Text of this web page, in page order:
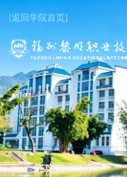
[返回学院首页]